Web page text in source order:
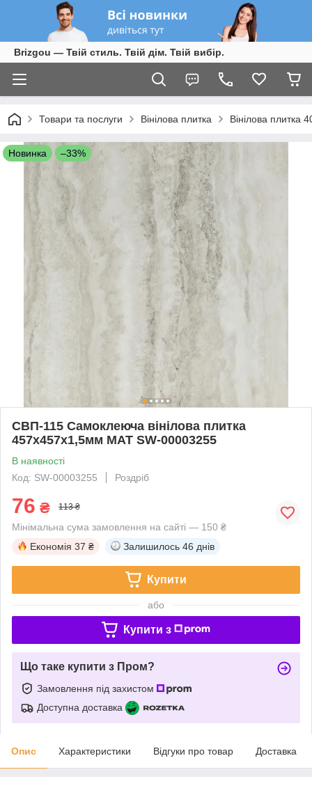
Brizgou — Твій стиль. Твій дім. Твій вибір.
Товари та послуги Вінілова плитка Вінілова плитка
Новинка –33%
СВП-115 Самоклеюча вінілова плитка
457х457х1,5мм МАТ SW-00003255
В наявності
Код: SW-00003255
Роздріб
76 ₴ 113 ₴
Мінімальна сума замовлення на сайті — 150 ₴
Економія 37 ₴ Залишилось 46 днів
Купити
або
Купити з
Що таке купити з Пром?
Замовлення під захистом
Доступна доставка
Опис Характеристики Відгуки про товар Доставка